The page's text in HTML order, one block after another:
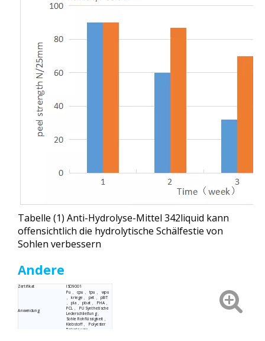
Tabelle (1) Anti-Hydrolyse-Mittel 342liquid kann
offensichtlich die hydrolytische Schälfestie von
Sohlen verbessern
Andere
Zertifikat ISO9001
Anwendung
Pu 、 cpu 、 tpu 、 wpu
、 kriege 、 pet 、 pBT
、 pla 、 pbat 、 PHA 、
PCL 、 PU Synthetische
Lederschließung 、
Sohle Rohflüssigkeit 、
Klebstoff 、 Polyester
Polyole usw.